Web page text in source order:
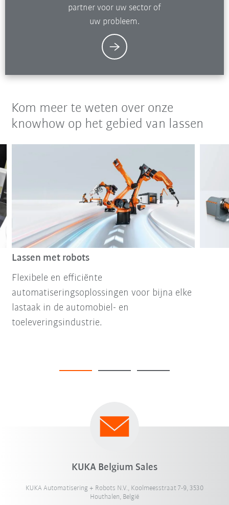
partner voor uw sector of
uw probleem.
Kom meer te weten over onze
knowhow op het gebied van lassen
Lassen met robots
Flexibele en efficiënte
automatiseringsoplossingen voor bijna elke
lastaak in de automobiel- en
toeleveringsindustrie.
KUKA Belgium Sales
KUKA Automatisering + Robots N.V., Koolmeesstraat 7-9, 3530
Houthalen, België